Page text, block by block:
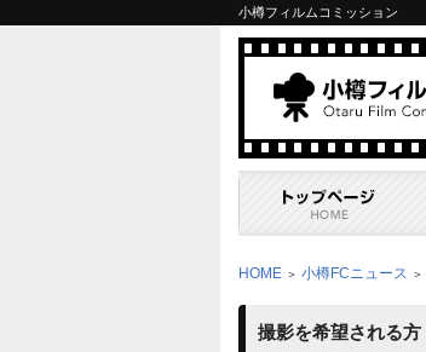
小樽フィルムコミッション
HOME ＞ 小樽FCニュース ＞
撮影を希望される方